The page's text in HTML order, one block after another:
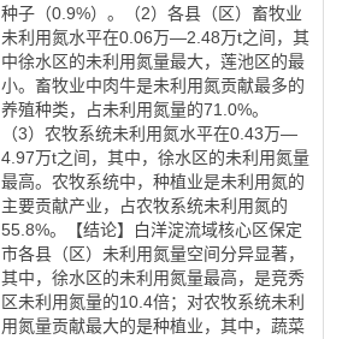
种子（0.9%）。（2）各县（区）畜牧业
未利用氮水平在0.06万—2.48万t之间，其
中徐水区的未利用氮量最大，莲池区的最
小。畜牧业中肉牛是未利用氮贡献最多的
养殖种类，占未利用氮量的71.0%。
（3）农牧系统未利用氮水平在0.43万—
4.97万t之间，其中，徐水区的未利用氮量
最高。农牧系统中，种植业是未利用氮的
主要贡献产业，占农牧系统未利用氮的
55.8%。【结论】白洋淀流域核心区保定
市各县（区）未利用氮量空间分异显著，
其中，徐水区的未利用氮量最高，是竞秀
区未利用氮量的10.4倍；对农牧系统未利
用氮量贡献最大的是种植业，其中，蔬菜